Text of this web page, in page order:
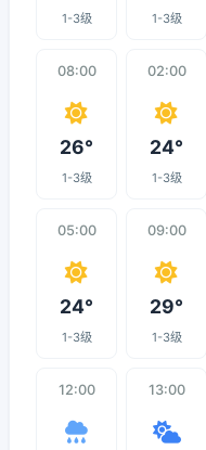
1-3级 1-3级
08:00
26°
1-3级
02:00
24°
1-3级
05:00
24°
1-3级
09:00
29°
1-3级
12:00 13:00